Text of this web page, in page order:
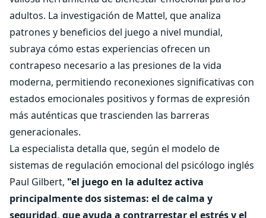
adultos. La investigación de Mattel, que analiza
patrones y beneficios del juego a nivel mundial,
subraya cómo estas experiencias ofrecen un
contrapeso necesario a las presiones de la vida
moderna, permitiendo reconexiones significativas con
estados emocionales positivos y formas de expresión
más auténticas que trascienden las barreras
generacionales.
La especialista detalla que, según el modelo de
sistemas de regulación emocional del psicólogo inglés
Paul Gilbert, "el juego en la adultez activa
principalmente dos sistemas: el de calma y
seguridad, que ayuda a contrarrestar el estrés y el